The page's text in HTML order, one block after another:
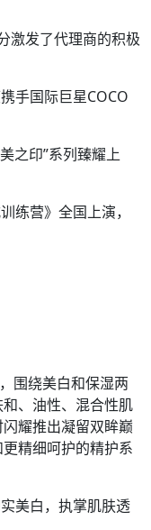
激发了代理商的积极
手国际巨星COCO
之印”系列臻耀上
练营》全国上演，
围绕美白和保湿两
、油性、混合性肌
耀推出凝留双眸巅
精细呵护的精护系
美白，执掌肌肤透